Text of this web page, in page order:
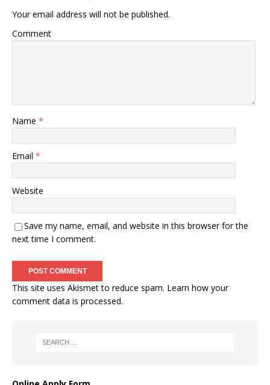
Your email address will not be published.
Comment
Name *
Email *
Website
Save my name, email, and website in this browser for the
next time I comment.
This site uses Akismet to reduce spam. Learn how your
comment data is processed.